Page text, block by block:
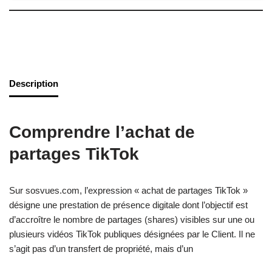
Description
Comprendre l’achat de
partages TikTok
Sur sosvues.com, l’expression « achat de partages TikTok »
désigne une prestation de présence digitale dont l’objectif est
d’accroître le nombre de partages (shares) visibles sur une ou
plusieurs vidéos TikTok publiques désignées par le Client. Il ne
s’agit pas d’un transfert de propriété, mais d’un